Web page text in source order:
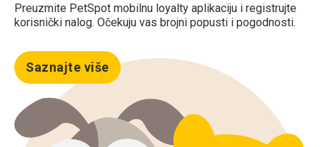
Preuzmite PetSpot mobilnu loyalty aplikaciju i registrujte
korisnički nalog. Očekuju vas brojni popusti i pogodnosti.
Saznajte više